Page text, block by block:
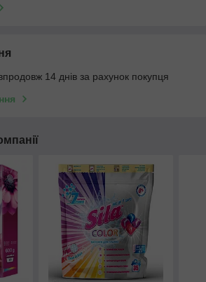
14 днів за рахунок покупця